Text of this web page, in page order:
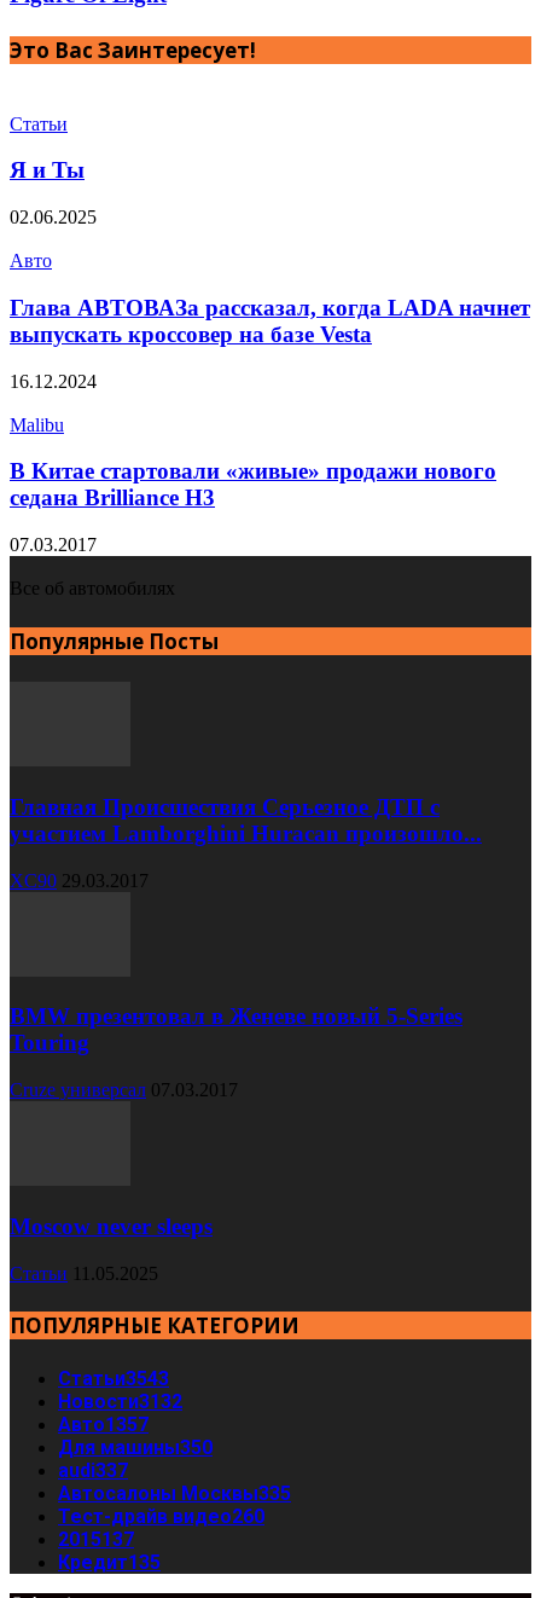
Это Вас Заинтересует!
Статьи
Я и Ты
02.06.2025
Авто
Глава АВТОВАЗа рассказал, когда LADA начнет
выпускать кроссовер на базе Vesta
16.12.2024
Malibu
В Китае стартовали «живые» продажи нового
седана Brilliance H3
07.03.2017
Все об автомобилях
Популярные Посты
Главная Происшествия Серьезное ДТП с
участием Lamborghini Huracan произошло...
XC90 29.03.2017
BMW презентовал в Женеве новый 5-Series
Touring
Cruze универсал 07.03.2017
Moscow never sleeps
Статьи 11.05.2025
ПОПУЛЯРНЫЕ КАТЕГОРИИ
Статьи3543
Новости3132
Авто1357
Для машины350
audi337
Автосалоны Москвы335
Тест-драйв видео260
2015137
Кредит135